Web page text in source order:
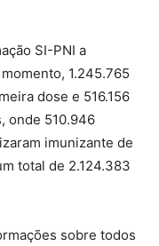
SI-PNI a
1.245.765
dose e 516.156
onde 510.946
imunizante de
total de 2.124.383
sobre todos